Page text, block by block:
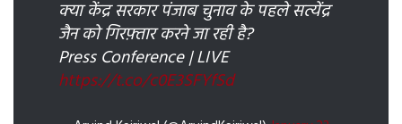
क्या केंद्र सरकार पंजाब चुनाव के पहले सत्येंद्र
जैन को गिरफ़्तार करने जा रही है?
Press Conference | LIVE
https://t.co/c0E3SFYfSd